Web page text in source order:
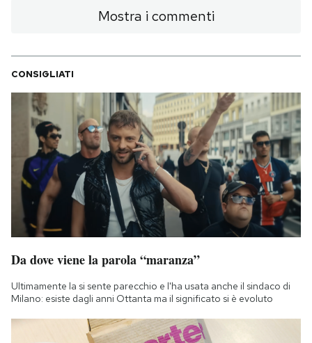
Mostra i commenti
CONSIGLIATI
Da dove viene la parola “maranza”
Ultimamente la si sente parecchio e l'ha usata anche il sindaco di
Milano: esiste dagli anni Ottanta ma il significato si è evoluto